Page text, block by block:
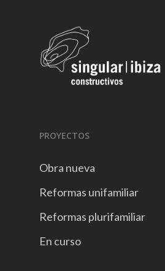
PROYECTOS
Obra nueva
Reformas unifamiliar
Reformas plurifamiliar
En curso